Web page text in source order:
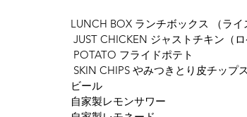
LUNCH BOX ランチボックス （ラ
JUST CHICKEN ジャストチキン（ロ
POTATO フライドポテト
SKIN CHIPS やみつきとり皮チップス
ビール
自家製レモンサワー